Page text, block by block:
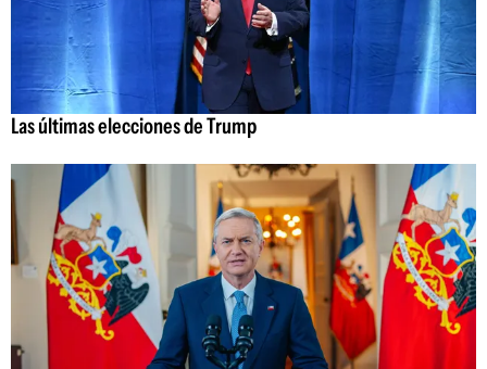
Las últimas elecciones de Trump